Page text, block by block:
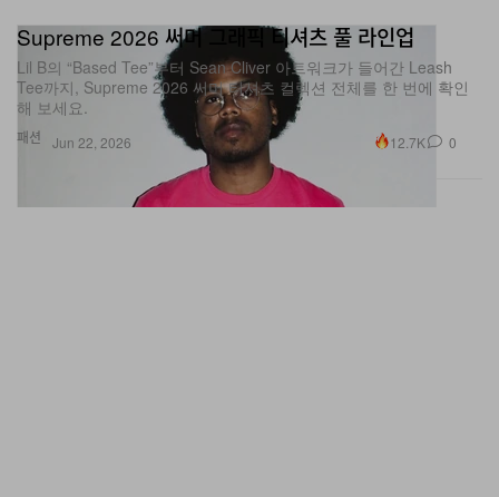
패션
Supreme 2026 써머 그래픽 티셔츠 풀 라인업
Lil B의 “Based Tee”부터 Sean Cliver 아트워크가 들어간 Leash
Tee까지, Supreme 2026 써머 티셔츠 컬렉션 전체를 한 번에 확인
해 보세요.
Jun 22, 2026 12.7K 0